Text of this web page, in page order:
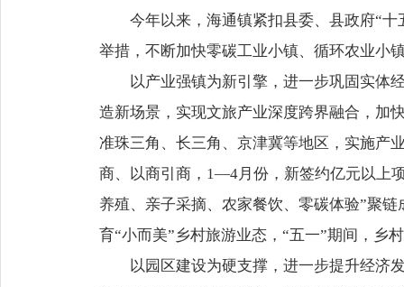
今年以来，海通镇紧扣县委、县政府“十
举措，不断加快零碳工业小镇、循环农业小
以产业强镇为新引擎，进一步巩固实体经
造新场景，实现文旅产业深度跨界融合，加
准珠三角、长三角、京津冀等地区，实施产
商、以商引商，1—4月份，新签约亿元以上
养殖、亲子采摘、农家餐饮、零碳体验”聚
育“小而美”乡村旅游业态，“五一”期间，乡
以园区建设为硬支撑，进一步提升经济发